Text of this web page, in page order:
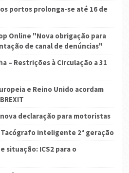
portos prolonga-se até 16 de
Online "Nova obrigação para
de canal de denúncias"
– Restrições à Circulação a 31
e Reino Unido acordam
declaração para motoristas
inteligente 2ª geração
situação: ICS2 para o